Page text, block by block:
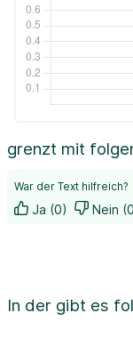
grenzt mit
War der Text hilfreich?
Ja (0) Nein
In der gibt es